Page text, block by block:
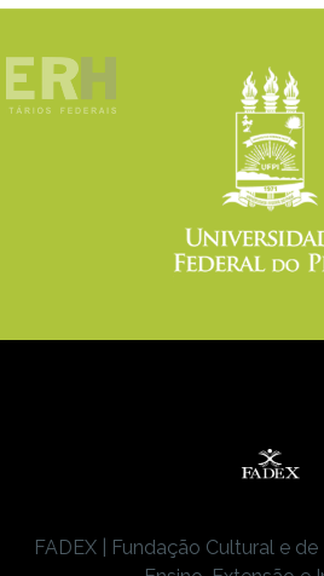
FADEX | Fundação Cultural e